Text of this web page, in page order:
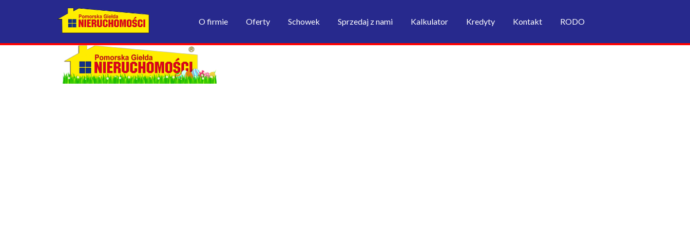
O firmie Oferty Schowek Sprzedaj z nami Kalkulator Kredyty Kontakt RODO